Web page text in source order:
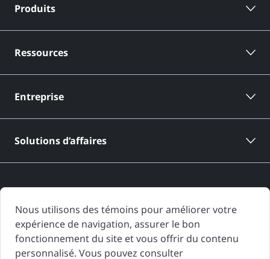
Produits
Ressources
Entreprise
Solutions d’affaires
Les rapports d'historique de véhicule de CARFAX Canada sont basés
uniquement sur l'information fournie à CARFAX Canada et disponible à
Nous utilisons des témoins pour améliorer votre
expérience de navigation, assurer le bon
fonctionnement du site et vous offrir du contenu
personnalisé. Vous pouvez consulter